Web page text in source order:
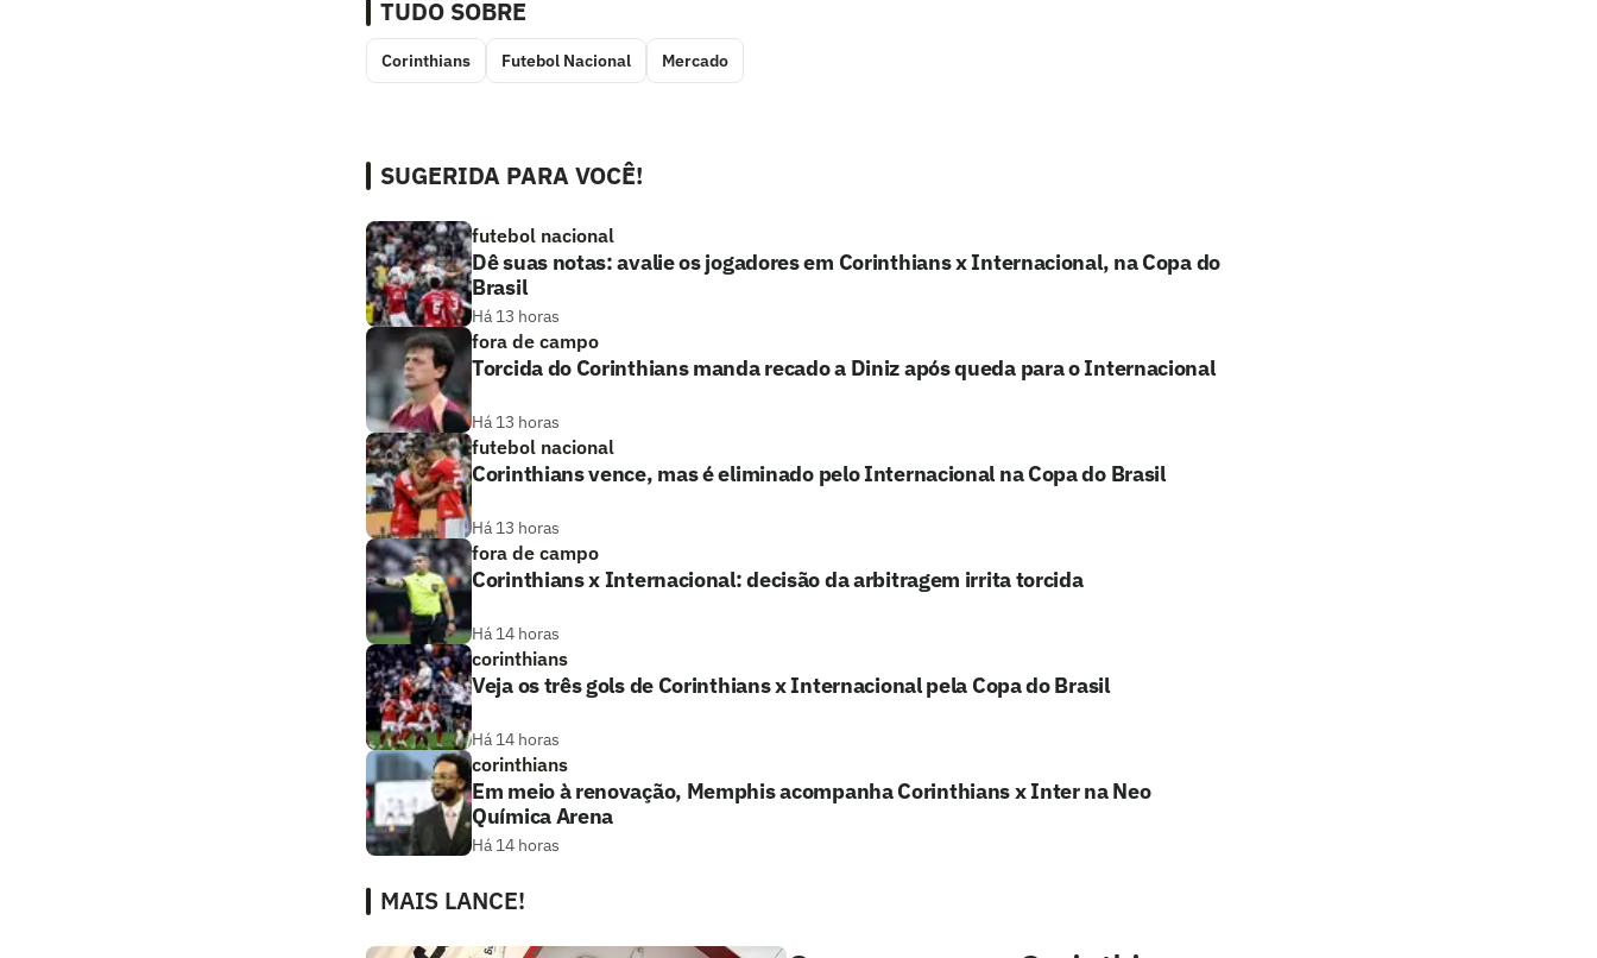
TUDO SOBRE
Corinthians Futebol Nacional Mercado
SUGERIDA PARA VOCÊ!
futebol nacional
Dê suas notas: avalie os jogadores em Corinthians x Internacional, na Copa do
Brasil
Há 13 horas
fora de campo
Torcida do Corinthians manda recado a Diniz após queda para o Internacional
Há 13 horas
futebol nacional
Corinthians vence, mas é eliminado pelo Internacional na Copa do Brasil
Há 13 horas
fora de campo
Corinthians x Internacional: decisão da arbitragem irrita torcida
Há 14 horas
corinthians
Veja os três gols de Corinthians x Internacional pela Copa do Brasil
Há 14 horas
corinthians
Em meio à renovação, Memphis acompanha Corinthians x Inter na Neo
Química Arena
Há 14 horas
MAIS LANCE!